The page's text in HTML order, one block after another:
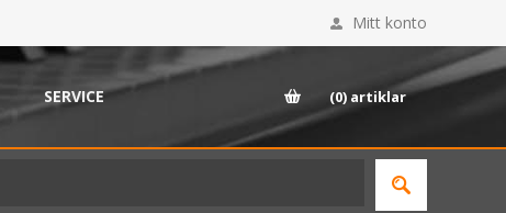
Mitt konto
SERVICE (0) artiklar